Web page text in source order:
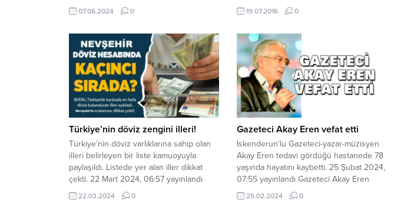
Kayseri Büyükşehir Belediyesi’nin spor
sevgisini kazandırmak ve sporu eğlenceli
ise çocuklar, eğlenceli vakit geçiriyor.
Çevre, Şehircilik ve İklim Değişikliği
Bakanı Mehmet Özhaseki tarafından dün
Ankara Başkent Millet Bahçesi’nde
açılışı...
07.06.2024 0
KAPSAMINDA AÇIĞA ALINDI.
19.07.2016 0
Türkiye’nin döviz zengini illeri!
Türkiye’nin döviz varlıklarına sahip olan
illeri belirleyen bir liste kamuoyuyla
paylaşıldı. Listede yer alan iller dikkat
çekti. 22 Mart 2024, 06:57 yayınlandı
Türkiye’nin döviz zengini illeri En çok
22.03.2024 0
Gazeteci Akay Eren vefat etti
İskenderun’lu Gazeteci-yazar-müzisyen
Akay Eren tedavi gördüğü hastanede 78
yaşında hayatını kaybetti. 25 Şubat 2024,
07:55 yayınlandı Gazeteci Akay Eren
vefat etti HATAY-BHA Koah rahatsızlığı
25.02.2024 0